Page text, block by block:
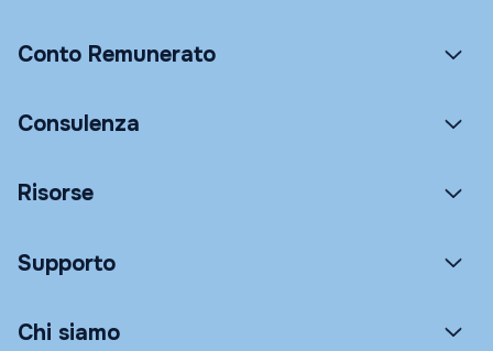
Conto Remunerato
Consulenza
Risorse
Supporto
Chi siamo